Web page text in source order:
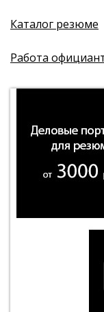
Каталог резюме
Работа